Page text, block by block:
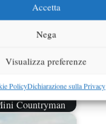
Accetta
Nega
Visualizza preferenze
PolicyDichiarazione sulla Privacy
Countryman